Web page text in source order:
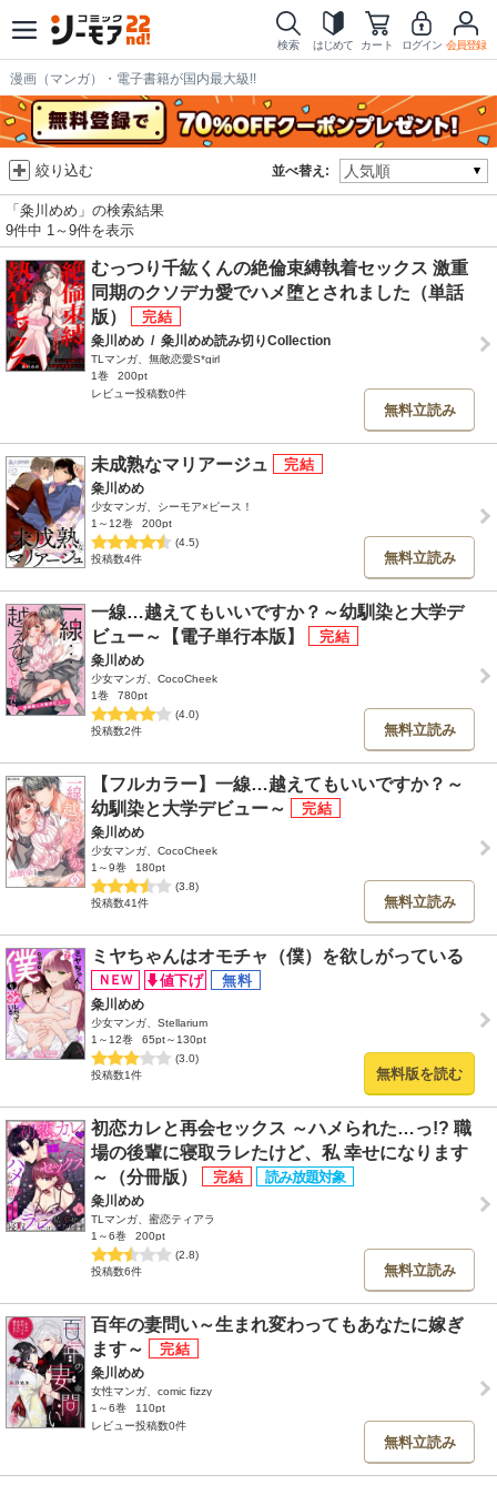
検索 はじめて カート ログイン 会員登録
漫画（マンガ）・電子書籍が国内最大級!!
並べ替え:
絞り込む
「粂川めめ」の検索結果
9件中 1～9件を表示
むっつり千紘くんの絶倫束縛執着セックス 激重
同期のクソデカ愛でハメ堕とされました（単話
版）
粂川めめ / 粂川めめ読み切りCollection
TLマンガ、無敵恋愛S*girl
1巻
200pt
レビュー投稿数0件
無料立読み
未成熟なマリアージュ
粂川めめ
少女マンガ、シーモア×ピース！
1～12巻
200pt
(4.5)
投稿数4件
無料立読み
一線…越えてもいいですか？～幼馴染と大学デ
ビュー～【電子単行本版】
粂川めめ
少女マンガ、CocoCheek
1巻
780pt
(4.0)
投稿数2件
無料立読み
【フルカラー】一線…越えてもいいですか？～
幼馴染と大学デビュー～
粂川めめ
少女マンガ、CocoCheek
1～9巻
180pt
(3.8)
投稿数41件
無料立読み
ミヤちゃんはオモチャ（僕）を欲しがっている
粂川めめ
少女マンガ、Stellarium
1～12巻
65pt～130pt
(3.0)
投稿数1件
無料版を読む
初恋カレと再会セックス ～ハメられた…っ!? 職
場の後輩に寝取ラレたけど、私 幸せになります
～（分冊版）
粂川めめ
TLマンガ、蜜恋ティアラ
1～6巻
200pt
(2.8)
投稿数6件
無料立読み
百年の妻問い～生まれ変わってもあなたに嫁ぎ
ます～
粂川めめ
女性マンガ、comic fizzy
1～6巻
110pt
レビュー投稿数0件
無料立読み